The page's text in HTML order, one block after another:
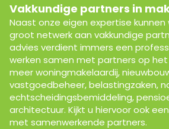
Vakkundige partners in
Naast onze eigen expertise kunnen
groot netwerk aan vakkundige
advies verdient immers een
werken samen met partners op
meer woningmakelaardij,
vastgoedbeheer, belastingzaken,
echtscheidingsbemiddeling,
architectuur. Kijkt u hiervoor ook
met samenwerkende partners.